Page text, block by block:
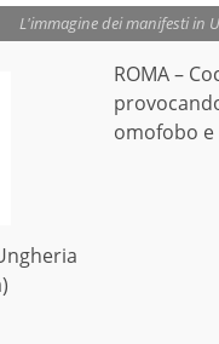
L'immagine dei manifesti in
ROMA –
omofobo